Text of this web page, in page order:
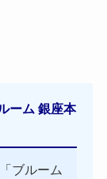
ーム 銀座本
ブルーム